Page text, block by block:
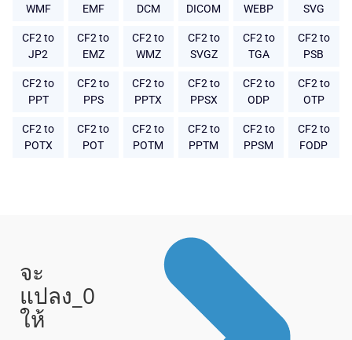
WMF
EMF
DCM
DICOM
WEBP
SVG
CF2 to
JP2
CF2 to
EMZ
CF2 to
WMZ
CF2 to
SVGZ
CF2 to
TGA
CF2 to
PSB
CF2 to
PPT
CF2 to
PPS
CF2 to
PPTX
CF2 to
PPSX
CF2 to
ODP
CF2 to
OTP
CF2 to
POTX
CF2 to
POT
CF2 to
POTM
CF2 to
PPTM
CF2 to
PPSM
CF2 to
FODP
จะ
แปลง_0
ให้